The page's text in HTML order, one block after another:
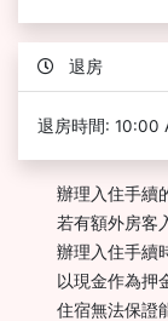
退房
退房時間: 10:00
辦理入住手續
若有額外房客
辦理入住手續
以現金作為押
住宿無法保證